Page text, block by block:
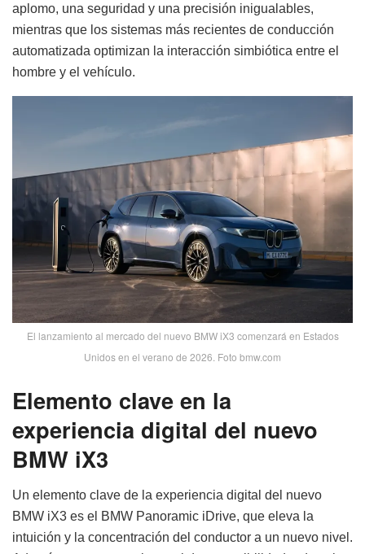
aplomo, una seguridad y una precisión inigualables,
mientras que los sistemas más recientes de conducción
automatizada optimizan la interacción simbiótica entre el
hombre y el vehículo.
El lanzamiento al mercado del nuevo BMW iX3 comenzará en Estados
Unidos en el verano de 2026. Foto bmw.com
Elemento clave en la
experiencia digital del nuevo
BMW iX3
Un elemento clave de la experiencia digital del nuevo
BMW iX3 es el BMW Panoramic iDrive, que eleva la
intuición y la concentración del conductor a un nuevo nivel.